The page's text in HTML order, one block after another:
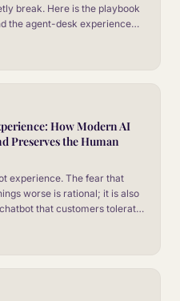
break. Here is the playbook
the agent-desk experience
How Modern AI
Preserves the Human
experience. The fear that
worse is rational; it is also
that customers tolerate